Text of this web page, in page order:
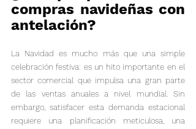
compras navideñas con
antelación?
La Navidad es mucho más que una simple
celebración festiva: es un hito importante en el
sector comercial que impulsa una gran parte
de las ventas anuales a nivel mundial. Sin
embargo, satisfacer esta demanda estacional
requiere una planificación meticulosa, una